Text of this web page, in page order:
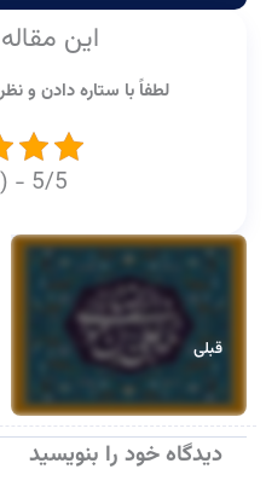
لطفاً با ستاره دادن و
دیدگاه‌ خود را بنویسید
نشانی ایمیل شما منتشر